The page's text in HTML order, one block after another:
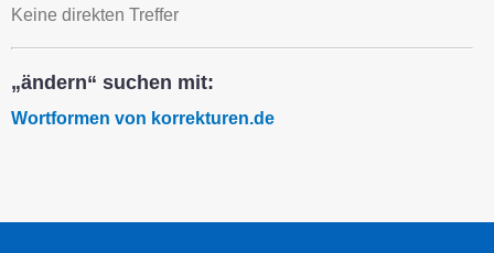
Keine direkten Treffer
„ändern“ suchen mit:
Wortformen von korrekturen.de